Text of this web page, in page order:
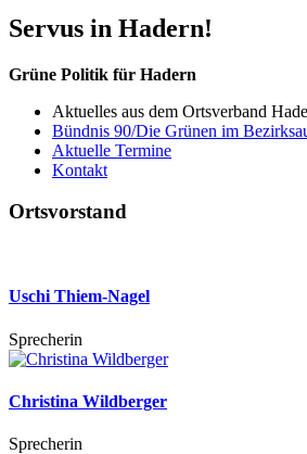
Servus in Hadern!
Grüne Politik für Hadern
Aktuelles aus dem Ortsverband
Bündnis 90/Die Grünen im
Aktuelle Termine
Kontakt
Ortsvorstand
Uschi Thiem-Nagel
Sprecherin
Christina Wildberger
Sprecherin